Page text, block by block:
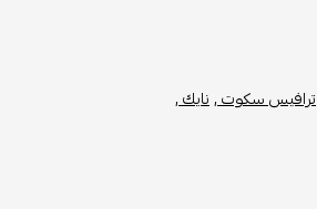
ترافيس سكوت ,نايك ,